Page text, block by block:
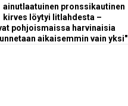
ainutlaatuinen pronssikautinen
kirves löytyi Iitlahdesta –
pohjoismaissa harvinaisia
aikaisemmin vain yksi"